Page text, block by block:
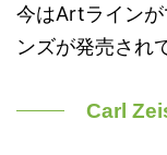
今はArtライン
ンズが発売され
Carl